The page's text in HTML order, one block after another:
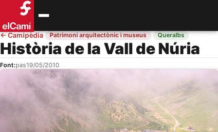
←Camipèdia· Patrimoni arquitectònic i museus · Queralbs
Història de la Vall de Núria
Font:pas19/05/2010